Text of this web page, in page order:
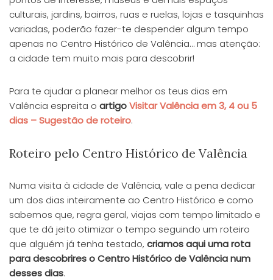
culturais, jardins, bairros, ruas e ruelas, lojas e tasquinhas
variadas, poderão fazer-te despender algum tempo
apenas no Centro Histórico de Valência… mas atenção:
a cidade tem muito mais para descobrir!
Para te ajudar a planear melhor os teus dias em
Valência espreita o artigoVisitar Valência em 3, 4 ou 5
dias – Sugestão de roteiro.
Roteiro pelo Centro Histórico de Valência
Numa visita à cidade de Valência, vale a pena dedicar
um dos dias inteiramente ao Centro Histórico e como
sabemos que, regra geral, viajas com tempo limitado e
que te dá jeito otimizar o tempo seguindo um roteiro
que alguém já tenha testado, criamos aqui uma rota
para descobrires o Centro Histórico de Valência num
desses dias.